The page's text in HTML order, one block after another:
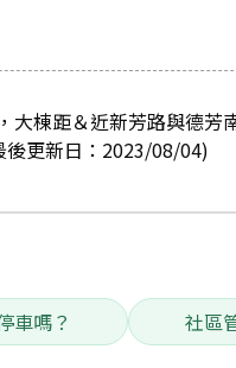
大棟距＆近新芳路與德
後更新日：2023/08/04)
車嗎？ 社區